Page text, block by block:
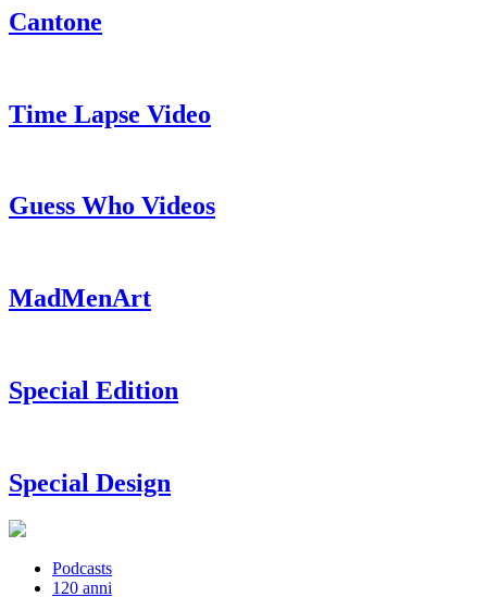
Cantone
Time Lapse Video
Guess Who Videos
MadMenArt
Special Edition
Special Design
Podcasts
120 anni